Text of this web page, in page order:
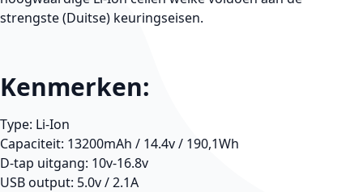
strengste (Duitse) keuringseisen.
Kenmerken:
Type: Li-Ion
Capaciteit: 13200mAh / 14.4v / 190,1Wh
D-tap uitgang: 10v-16.8v
USB output: 5.0v / 2.1A